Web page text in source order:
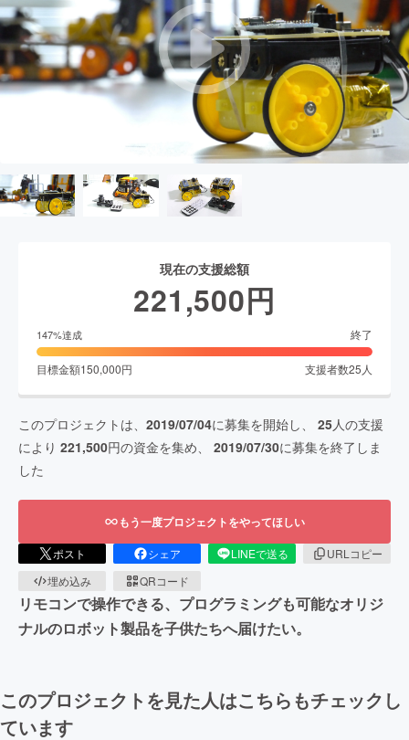
現在の支援総額
221,500円
147%達成 終了
目標金額150,000円 支援者数25人
このプロジェクトは、 2019/07/04に募集を開始し、 25人の支援
により 221,500円の資金を集め、 2019/07/30に募集を終了しま
した
もう一度プロジェクトをやってほしい
ポスト シェア LINEで送る
URLコピー
埋め込み
QRコード
リモコンで操作できる、プログラミングも可能なオリジ
ナルのロボット製品を子供たちへ届けたい。
このプロジェクトを見た人はこちらもチェックし
ています